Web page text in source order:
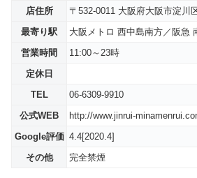
店住所
〒532-0011 大阪府大阪市淀川
最寄り駅
大阪メトロ 西中島南方／阪急
営業時間
11:00～23時
定休日
TEL
06-6309-9910
公式WEB
http://www.jinrui-
Google評価 4.4[2020.4]
その他
完全禁煙